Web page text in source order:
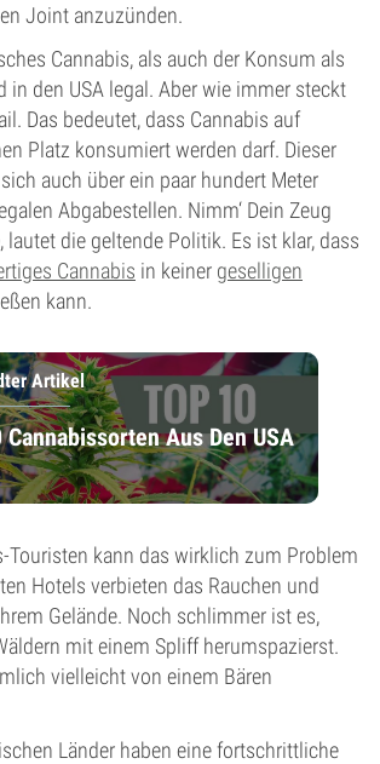
Joint anzuzünden.
Cannabis, als auch der Konsum als
in den USA legal. Aber wie immer steckt
Das bedeutet, dass Cannabis auf
Platz konsumiert werden darf. Dieser
auch über ein paar hundert Meter
Abgabestellen. Nimm‘ Dein Zeug
lautet die geltende Politik. Es ist klar, dass
Cannabis in keiner geselligen
kann.
Artikel
Cannabissorten Aus Den USA
Touristen kann das wirklich zum Problem
Hotels verbieten das Rauchen und
Gelände. Noch schlimmer ist es,
mit einem Spliff herumspazierst.
vielleicht von einem Bären
Länder haben eine fortschrittliche